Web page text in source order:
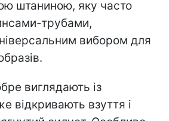
штаниною, яку часто
трубами,
вибором для
виглядають із
відкривають взуття і